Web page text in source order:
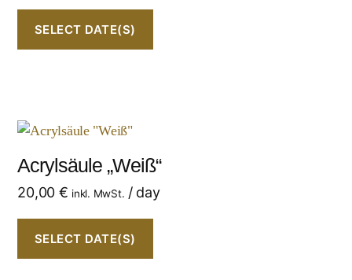
SELECT DATE(S)
Acrylsäule „Weiß“
20,00 € inkl. MwSt. / day
SELECT DATE(S)